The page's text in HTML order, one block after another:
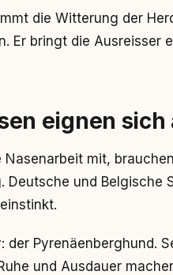
die Witterung der
Er bringt die Ausreisser
eignen
Nasenarbeit mit,
Deutsche und Belgische
der Pyrenäenberghund.
und Ausdauer